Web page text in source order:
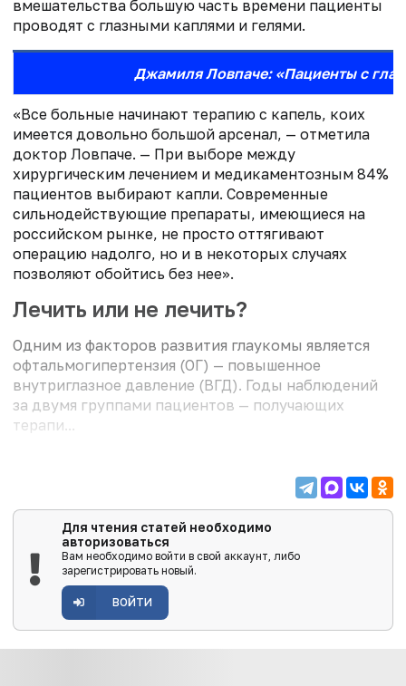
вмешательства большую часть времени пациенты
проводят с глазными каплями и гелями.
Джамиля Ловпаче: «Пациенты с
«Все больные начинают терапию с капель, коих
имеется довольно большой арсенал, — отметила
доктор Ловпаче. — При выборе между
хирургическим лечением и медикаментозным 84%
пациентов выбирают капли. Современные
сильнодействующие препараты, имеющиеся на
российском рынке, не просто оттягивают
операцию надолго, но и в некоторых случаях
позволяют обойтись без нее».
Лечить или не лечить?
Одним из факторов развития глаукомы является
офтальмогипертензия (ОГ) — повышенное
внутриглазное давление (ВГД). Годы наблюдений
за двумя группами пациентов — получающих
терапи...
Для чтения статей необходимо
авторизоваться
Вам необходимо войти в свой аккаунт, либо
зарегистрировать новый.
ВОЙТИ